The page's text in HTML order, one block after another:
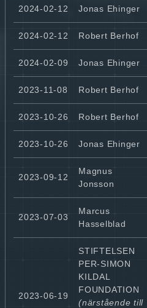
2024-02-12 Jonas Ehinger
2024-02-12 Robert Berhof
2024-02-09 Jonas Ehinger
2023-11-08 Robert Berhof
2023-10-26 Robert Berhof
2023-10-26 Jonas Ehinger
2023-09-12
Magnus
Jonsson
2023-07-03
Marcus
Hasselblad
2023-06-19
STIFTELSEN
PER-SIMON
KILDAL
FOUNDATION
(närstående till